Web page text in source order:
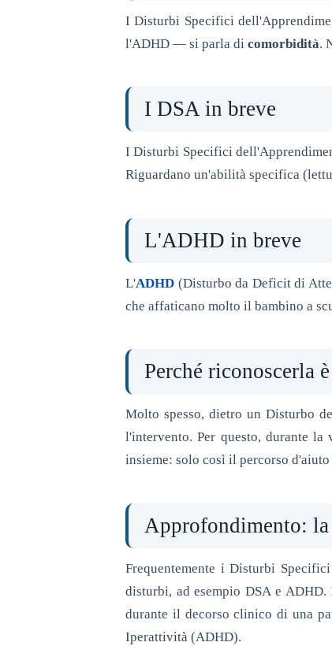
I Disturbi Specifici
l'ADHD — si parla di comorbidità.
I DSA in breve
I Disturbi Specifici
Riguardano un'abilità specifica
L'ADHD in breve
L'ADHD (Disturbo da Deficit di
che affaticano molto il bambino a
Perché riconoscerla
Molto spesso, dietro un Disturbo
l'intervento. Per questo, durante la
insieme: solo così il percorso
Approfondimento:
Frequentemente i Disturbi
disturbi, ad esempio DSA e
durante il decorso clinico di una
Iperattività (ADHD).